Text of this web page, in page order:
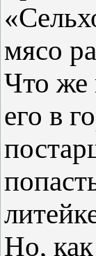
мясо
Что же
его в
Но,